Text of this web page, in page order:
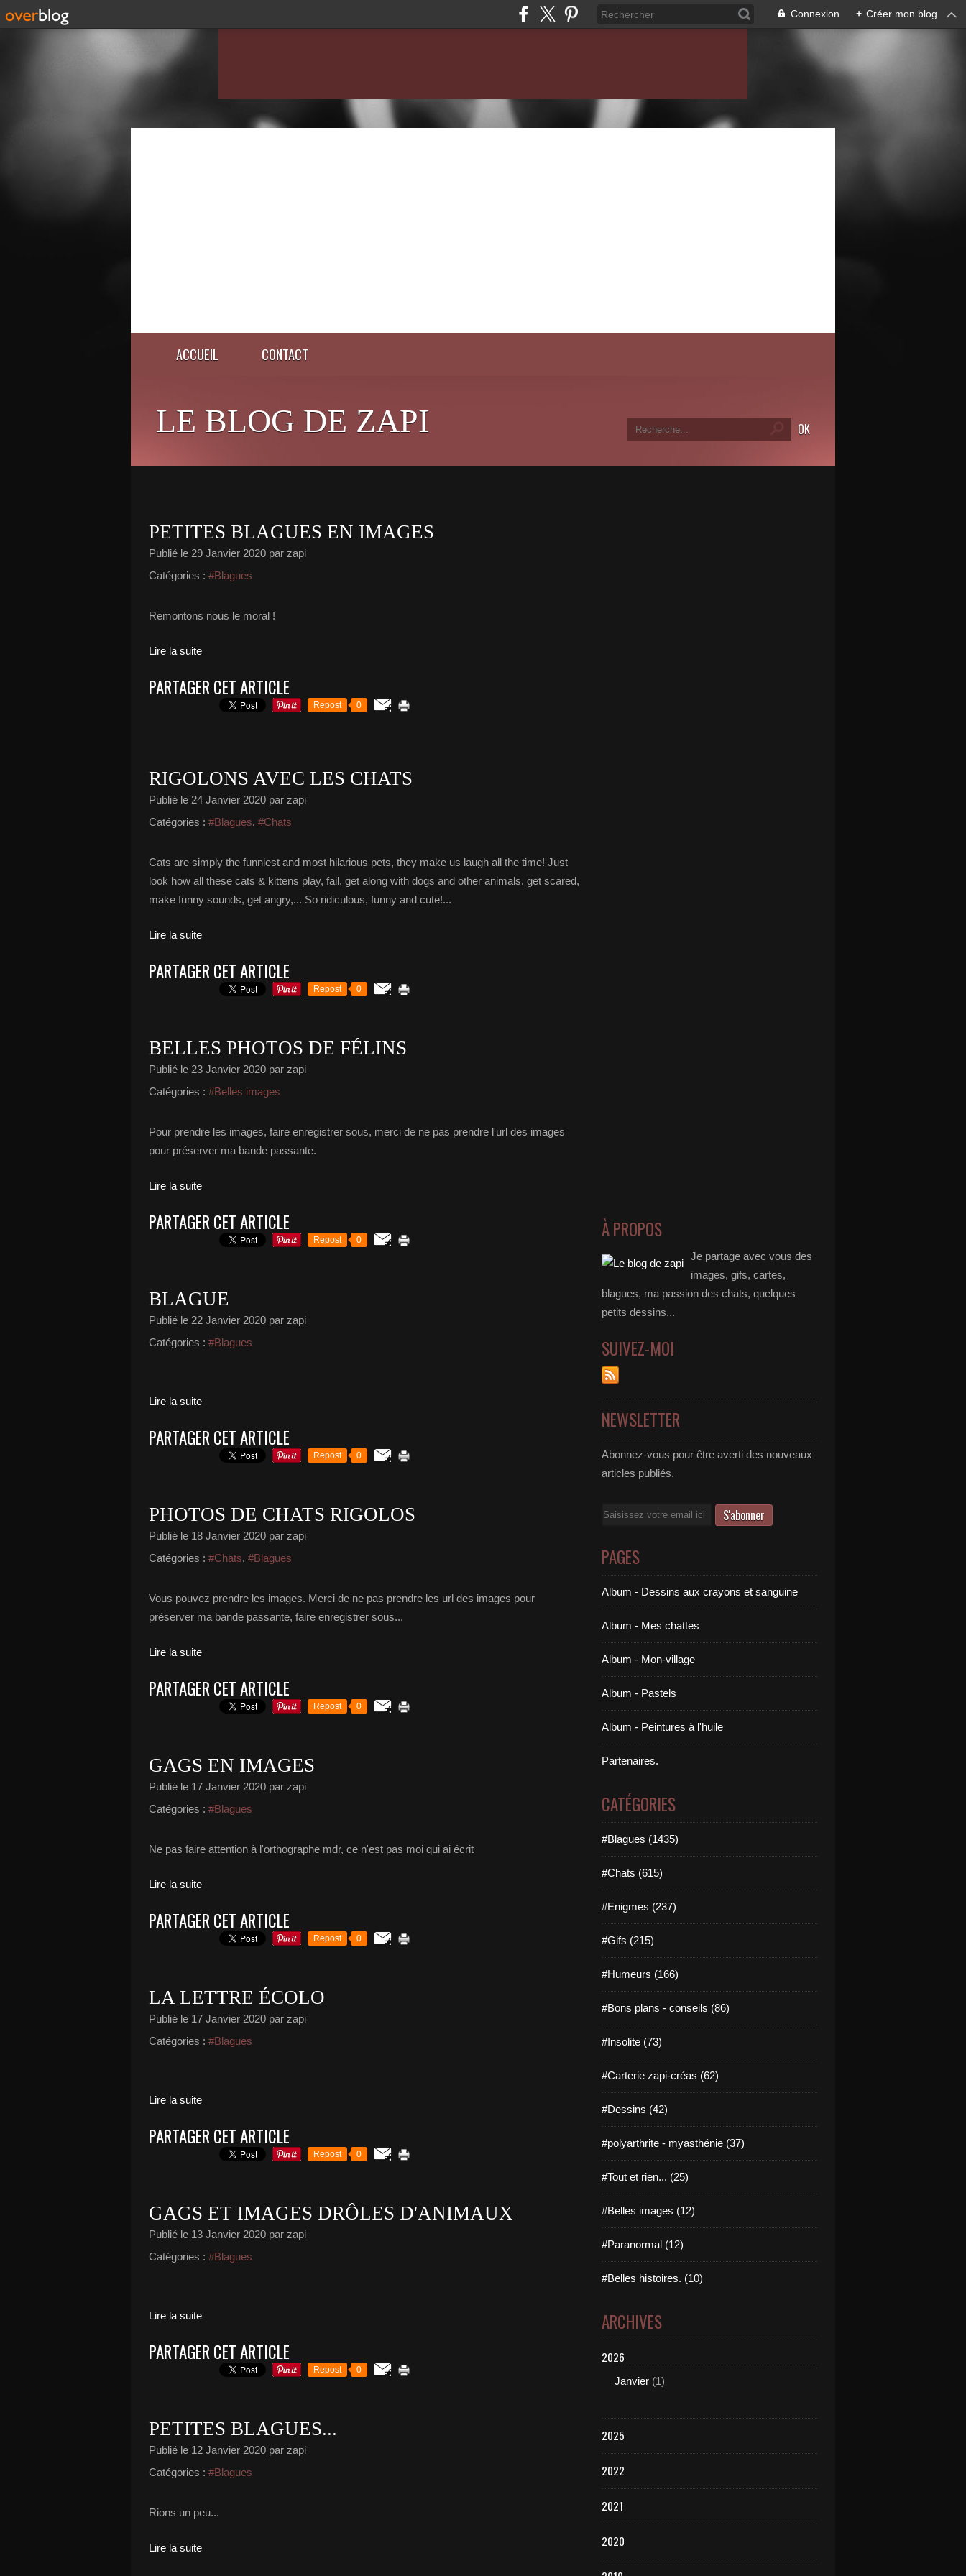
Connexion + Créer mon blog
ACCUEIL CONTACT
LE BLOG DE ZAPI
PETITES BLAGUES EN IMAGES
Publié le 29 Janvier 2020 par zapi
Catégories : #Blagues
Remontons nous le moral !
Lire la suite
PARTAGER CET ARTICLE
Repost 0
RIGOLONS AVEC LES CHATS
Publié le 24 Janvier 2020 par zapi
Catégories : #Blagues, #Chats
Cats are simply the funniest and most hilarious pets, they make us laugh all the time! Just
look how all these cats & kittens play, fail, get along with dogs and other animals, get scared,
make funny sounds, get angry,... So ridiculous, funny and cute!...
Lire la suite
PARTAGER CET ARTICLE
Repost 0
BELLES PHOTOS DE FÉLINS
Publié le 23 Janvier 2020 par zapi
Catégories : #Belles images
Pour prendre les images, faire enregistrer sous, merci de ne pas prendre l'url des images
pour préserver ma bande passante.
Lire la suite
PARTAGER CET ARTICLE
Repost 0
BLAGUE
Publié le 22 Janvier 2020 par zapi
Catégories : #Blagues
Lire la suite
PARTAGER CET ARTICLE
Repost 0
PHOTOS DE CHATS RIGOLOS
Publié le 18 Janvier 2020 par zapi
Catégories : #Chats, #Blagues
Vous pouvez prendre les images. Merci de ne pas prendre les url des images pour
préserver ma bande passante, faire enregistrer sous...
Lire la suite
PARTAGER CET ARTICLE
Repost 0
GAGS EN IMAGES
Publié le 17 Janvier 2020 par zapi
Catégories : #Blagues
Ne pas faire attention à l'orthographe mdr, ce n'est pas moi qui ai écrit
Lire la suite
PARTAGER CET ARTICLE
Repost 0
LA LETTRE ÉCOLO
Publié le 17 Janvier 2020 par zapi
Catégories : #Blagues
Lire la suite
PARTAGER CET ARTICLE
Repost 0
GAGS ET IMAGES DRÔLES D'ANIMAUX
Publié le 13 Janvier 2020 par zapi
Catégories : #Blagues
Lire la suite
PARTAGER CET ARTICLE
Repost 0
PETITES BLAGUES...
Publié le 12 Janvier 2020 par zapi
Catégories : #Blagues
Rions un peu...
Lire la suite
À PROPOS
Je partage avec vous des
images, gifs, cartes,
blagues, ma passion des chats, quelques
petits dessins...
SUIVEZ-MOI
NEWSLETTER
Abonnez-vous pour être averti des nouveaux
articles publiés.
Email
PAGES
Album - Dessins aux crayons et sanguine
Album - Mes chattes
Album - Mon-village
Album - Pastels
Album - Peintures à l'huile
Partenaires.
CATÉGORIES
#Blagues (1435)
#Chats (615)
#Enigmes (237)
#Gifs (215)
#Humeurs (166)
#Bons plans - conseils (86)
#Insolite (73)
#Carterie zapi-créas (62)
#Dessins (42)
#polyarthrite - myasthénie (37)
#Tout et rien... (25)
#Belles images (12)
#Paranormal (12)
#Belles histoires. (10)
ARCHIVES
2026
Janvier (1)
2025
2022
2021
2020